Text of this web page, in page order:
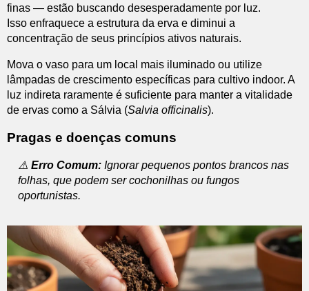
finas — estão buscando desesperadamente por luz.
Isso enfraquece a estrutura da erva e diminui a
concentração de seus princípios ativos naturais.
Mova o vaso para um local mais iluminado ou utilize
lâmpadas de crescimento específicas para cultivo indoor. A
luz indireta raramente é suficiente para manter a vitalidade
de ervas como a Sálvia (Salvia officinalis).
Pragas e doenças comuns
⚠️ Erro Comum: Ignorar pequenos pontos brancos nas
folhas, que podem ser cochonilhas ou fungos
oportunistas.